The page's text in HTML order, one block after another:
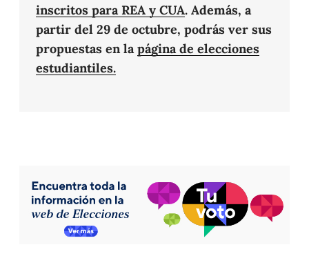
inscritos para REA y CUA. Además, a
partir del 29 de octubre, podrás ver sus
propuestas en lapágina de elecciones
estudiantiles.